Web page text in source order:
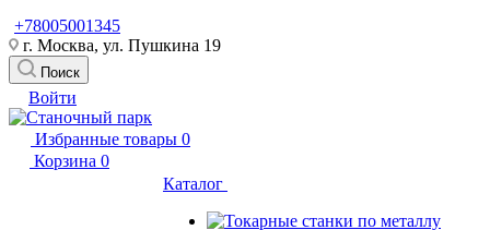
+78005001345
г. Москва, ул. Пушкина 19
Поиск
Войти
Избранные товары 0
Корзина 0
Каталог